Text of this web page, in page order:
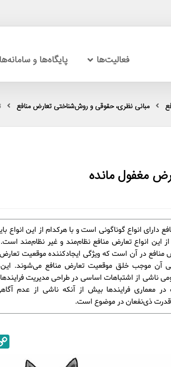
فعالیت‌ها پایگاه‌ها و سامانه‌ها
مبانی نظری، حقوقی و روش‌شناختی تعارض منافع
مغفول مانده
دارای انواع گوناگونی است و با هرکدام از این
این انواع تعارض منافع نظام‌مند و غیر نظام‌مند
منافع در آن است که ویژگی ایجادکننده موقعیت تعارض
آن موجب خلق موقعیت تعارض منافع می‌شوند.
ناشی از اشتباهات اساسی در طراحی مدیریت
در معماری فرایندها بیش از آنکه ناشی از عدم
ذی‌نفعان در موضوع است.